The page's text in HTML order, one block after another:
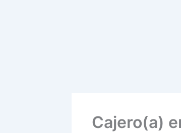
Cajero(a)